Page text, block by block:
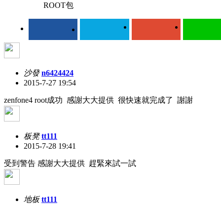
ROOT包
沙發 n6424424
2015-7-27 19:54
zenfone4 root成功 感謝大大提供 很快速就完成了 謝謝
板凳 tt111
2015-7-28 19:41
受到警告 感謝大大提供 趕緊來試一試
地板 tt111